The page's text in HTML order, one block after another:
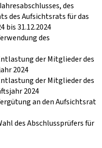
des
des Aufsichtsrats für das
bis 31.12.2024
des
der Mitglieder des
2024
der Mitglieder des
2024
an den Aufsichtsrat
des Abschlussprüfers für